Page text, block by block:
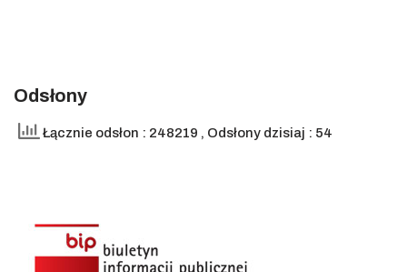
Odsłony
Łącznie odsłon : 248219 , Odsłony dzisiaj : 54